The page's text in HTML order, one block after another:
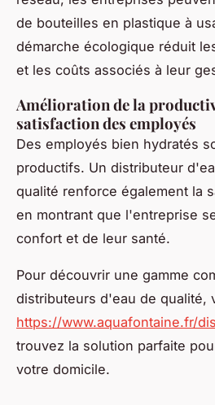
de bouteilles en plastique à
démarche écologique réduit
et les coûts associés à leur
Amélioration de la
satisfaction des employés
Des employés bien hydratés
productifs. Un distributeur
qualité renforce également la
en montrant que l'entreprise
confort et de leur santé.
Pour découvrir une gamme
distributeurs d'eau de qualité,
https://www.aquafontaine.fr/
trouvez la solution parfaite
votre domicile.